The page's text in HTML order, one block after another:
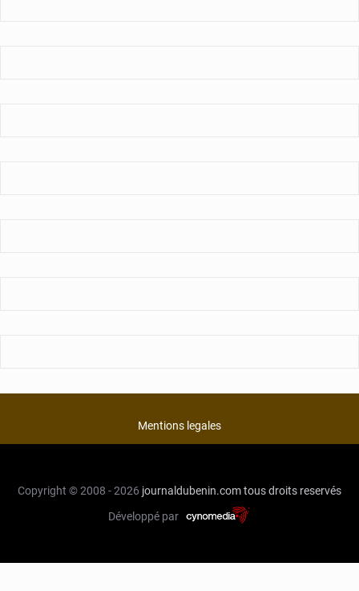
Mentions legales
Copyright © 2008 - 2026 journaldubenin.comtous droits reservés
Développé par